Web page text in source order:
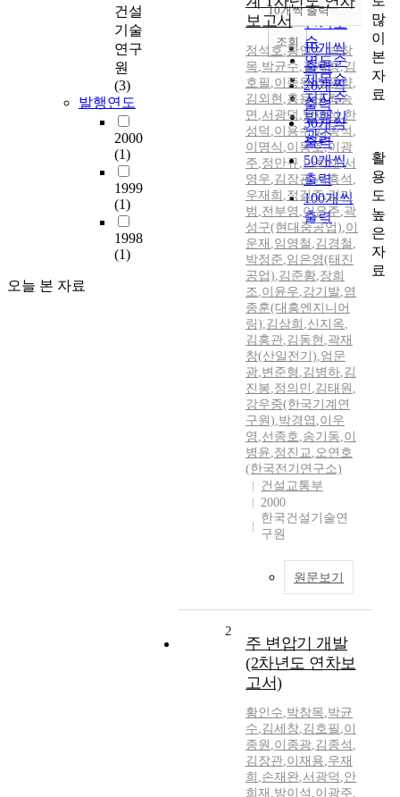
건설
기술
연구
원
(3)
발행연도
2000
(1)
1999
(1)
1998
(1)
오늘 본 자료
순
인기도
순
연도순
제목순
저자순
발행기
관순
내림차순
10개씩 출력
10개씩
출력
20개씩
출력
30개씩
출력
50개씩
출력
100개씩
출력
조회
보고서
정석호,황인수,박창
목,박균수,김세창,김
호필 ,이종원,정균양,
김외현 ,홍용규,최승
면 ,서광덕 ,방이석,한
성덕 ,이용수,김종석 ,
이명식 ,이동조,이광
주,정만규,안희재,서
영우,김장관,서흥석 ,
우재희 ,정길주,김기
범 ,전부영 ,이은주,곽
성구(현대중공업),이
운재 ,임영철 ,김경철 ,
박정준,임은영(태진
공업),김준황,장희
조,이윤우,강기발,염
종훈(대흥엔지니어
링),김삼희 ,신지옥,
김홍관,김동현 ,곽재
창(산일전기),엄문
광,변준형 ,김병하,김
진봉,정의민 ,김태원 ,
강우중(한국기계연
구원),박경엽 ,이우
영 ,선종호,송기동,이
병윤,정진교,오연호
(한국전기연구소)
건설교통부
2000
한국건설기술연
구원
원문보기
2
주 변압기 개발
(2차년도 연차보
고서)
황인수,박창목,박균
수,김세창,김호필 ,이
종원 ,이종광,김종석 ,
김장관,이재용,우재
희 ,손재완,서광덕 ,안
희재 ,방이석 ,이광주,
많
이
본
자
료
활
용
도
높
은
자
료